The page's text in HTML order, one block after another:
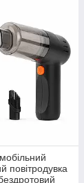
повітродувка